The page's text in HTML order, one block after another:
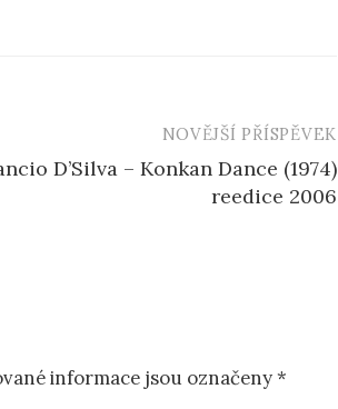
NOVĚJŠÍ PŘÍSPĚVEK
D’Silva ‎– Konkan Dance (1974)
reedice 2006
informace jsou označeny*